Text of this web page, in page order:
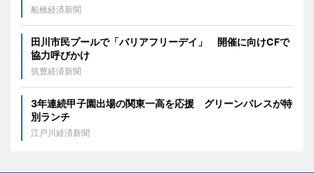
船橋経済新聞
田川市民プールで「バリアフリーデイ」 開催に向けCFで
協力呼びかけ
筑豊経済新聞
3年連続甲子園出場の関東一高を応援 グリーンパレスが特
別ランチ
江戸川経済新聞